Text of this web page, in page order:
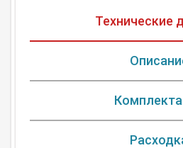
Технические